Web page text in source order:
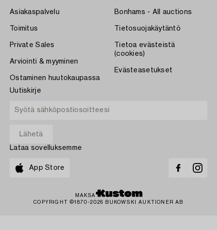
Asiakaspalvelu
Toimitus
Private Sales
Arviointi & myyminen
Ostaminen huutokaupassa
Bonhams - All auctions
Tietosuojakäytäntö
Tietoa evästeistä
(cookies)
Evästeasetukset
Uutiskirje
Lataa sovelluksemme
App Store
MAKSA
COPYRIGHT ©1870-2026 BUKOWSKI AUKTIONER AB